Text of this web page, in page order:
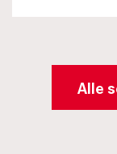
Alle